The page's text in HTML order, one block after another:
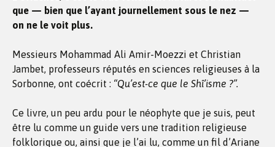
que — bien que l’ayant journellement sous le nez —
on ne le voit plus.
Messieurs Mohammad Ali Amir-Moezzi et Christian
Jambet, professeurs réputés en sciences religieuses à la
Sorbonne, ont coécrit : “Qu’est-ce que le Shî’isme ?”.
Ce livre, un peu ardu pour le néophyte que je suis, peut
être lu comme un guide vers une tradition religieuse
folklorique ou, ainsi que je l’ai lu, comme un fil d’Ariane